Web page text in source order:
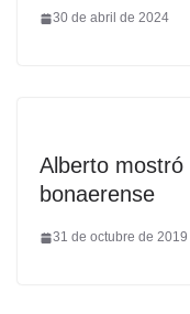
30 de abril de 2024
Alberto mostró
bonaerense
31 de octubre de 2019